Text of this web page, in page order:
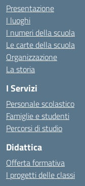
Presentazione
I luoghi
I numeri della scuola
Le carte della scuola
Organizzazione
La storia
I Servizi
Personale scolastico
Famiglie e studenti
Percorsi di studio
Didattica
Offerta formativa
I progetti delle classi